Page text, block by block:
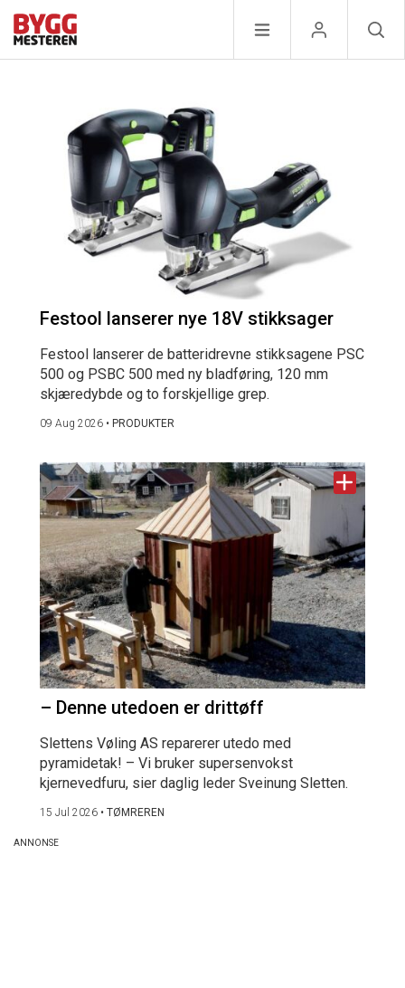
Festool lanserer nye 18V stikksager
Festool lanserer de batteridrevne stikksagene PSC
500 og PSBC 500 med ny bladføring, 120 mm
skjæredybde og to forskjellige grep.
09 Aug 2026 • PRODUKTER
– Denne utedoen er drittøff
Slettens Vøling AS reparerer utedo med
pyramidetak! – Vi bruker supersenvokst
kjernevedfuru, sier daglig leder Sveinung Sletten.
15 Jul 2026 • TØMREREN